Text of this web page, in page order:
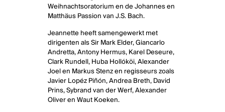
Weihnachtsoratorium en de Johannes en
Matthäus Passion van J.S. Bach.
Jeannette heeft samengewerkt met
dirigenten als Sir Mark Elder, Giancarlo
Andretta, Antony Hermus, Karel Deseure,
Clark Rundell, Huba Hollóköi, Alexander
Joel en Markus Stenz en regisseurs zoals
Javier Lopéz Piñón, Andrea Breth, David
Prins, Sybrand van der Werf, Alexander
Oliver en Waut Koeken.